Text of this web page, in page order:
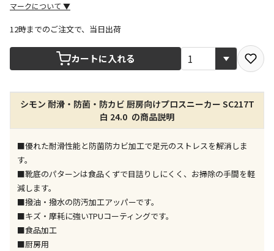
マークについて ▼
宅配や店舗受取を選択できる商品です
店舗のみで受取できる商品です（宅配便でのお届けが
できません）
※同時購入の商品は、全て同じ店舗での受取となりま
す
特定の店舗のみで受取ができる商品です（宅配便での
※同時購入の商品は、全て同じ店舗での受取となりま
委託業者によりお届けする商品です
が、ご購入手続きを分けてお買い求めください
12時までのご注文で、当日出荷
カートに入れる
シモン 耐滑・防菌・防カビ 厨房向けプロスニーカー SC217T
白 24.0 の商品説明
■優れた耐滑性能と防菌防カビ加工で足元のストレスを解消しま
す。
■靴底のパターンは食品くずで目詰りしにくく、お掃除の手間を軽
減します。
■撥油・撥水の防汚加工アッパーです。
■キズ・摩耗に強いTPUコーティングです。
■食品加工
■厨房用